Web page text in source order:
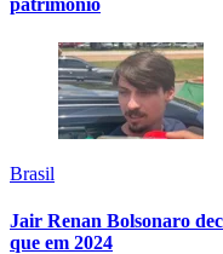
patrimônio
Brasil
Jair Renan Bolsonaro
que em 2024